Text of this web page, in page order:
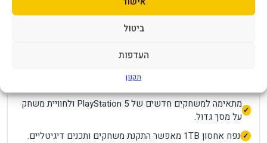
ביטול
העדפות
תקנון
ותפעול נוח למשפחה או לגיימר יחיד.
מתאימה למשחקים חדשים של PlayStation 5 ולחוויית משחק
על מסך גדול.
נפח אחסון 1TB מאפשר התקנת משחקים ותכנים דיגיטליים.